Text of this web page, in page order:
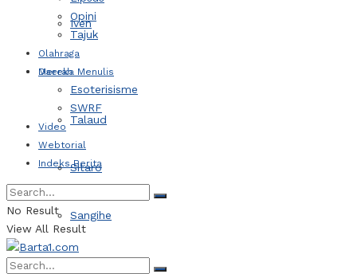
Iven
Daerah
Talaud
Sitaro
Sangihe
Opini
Tajuk
Olahraga
Mereka Menulis
Esoterisisme
SWRF
Video
Webtorial
Indeks Berita
No Result
View All Result